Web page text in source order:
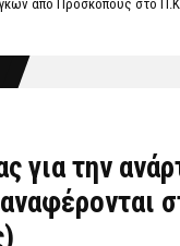
από Προσκόπους στο
για την